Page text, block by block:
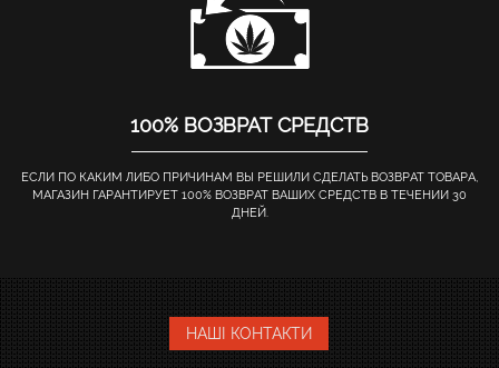
100% ВОЗВРАТ СРЕДСТВ
ЕСЛИ ПО КАКИМ ЛИБО ПРИЧИНАМ ВЫ РЕШИЛИ СДЕЛАТЬ ВОЗВРАТ ТОВАРА,
МАГАЗИН ГАРАНТИРУЕТ 100% ВОЗВРАТ ВАШИХ СРЕДСТВ В ТЕЧЕНИИ 30
ДНЕЙ.
НАШІ КОНТАКТИ